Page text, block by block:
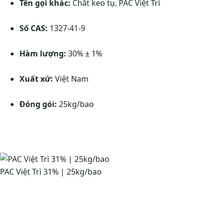
Tên gọi khác: Chất keo tụ, PAC Việt Trì
Số CAS: 1327-41-9
Hàm lượng: 30% ± 1%
Xuất xứ: Việt Nam
Đóng gói: 25kg/bao
PAC Việt Trì 31% | 25kg/bao